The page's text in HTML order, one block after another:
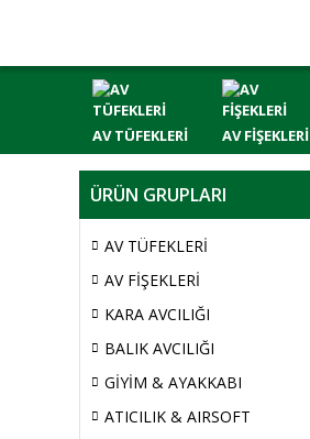
AV TÜFEKLERİ AV FİŞEKLERİ
ÜRÜN GRUPLARI
AV TÜFEKLERİ
AV FİŞEKLERİ
KARA AVCILIĞI
BALIK AVCILIĞI
GİYİM & AYAKKABI
ATICILIK & AIRSOFT